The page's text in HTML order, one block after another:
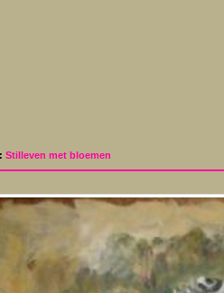
Stilleven met bloemen